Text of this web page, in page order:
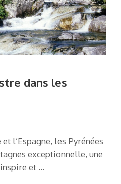
dans les
l’Espagne, les Pyrénées
exceptionnelle, une
et …